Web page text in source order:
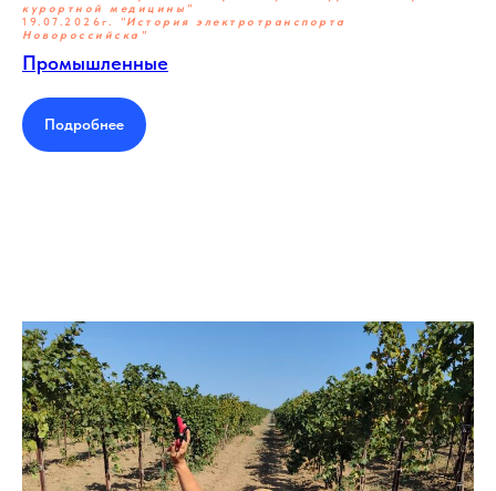
курортной медицины"
19.07.2026г.
"История электротранспорта
Новороссийска"
Промышленные
Подробнее